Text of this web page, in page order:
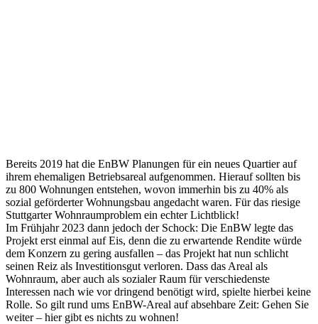
Bereits 2019 hat die EnBW Planungen für ein neues Quartier auf
ihrem ehemaligen Betriebsareal aufgenommen. Hierauf sollten bis
zu 800 Wohnungen entstehen, wovon immerhin bis zu 40% als
sozial geförderter Wohnungsbau angedacht waren. Für das riesige
Stuttgarter Wohnraumproblem ein echter Lichtblick!
Im Frühjahr 2023 dann jedoch der Schock: Die EnBW legte das
Projekt erst einmal auf Eis, denn die zu erwartende Rendite würde
dem Konzern zu gering ausfallen – das Projekt hat nun schlicht
seinen Reiz als Investitionsgut verloren. Dass das Areal als
Wohnraum, aber auch als sozialer Raum für verschiedenste
Interessen nach wie vor dringend benötigt wird, spielte hierbei keine
Rolle. So gilt rund ums EnBW-Areal auf absehbare Zeit: Gehen Sie
weiter – hier gibt es nichts zu wohnen!